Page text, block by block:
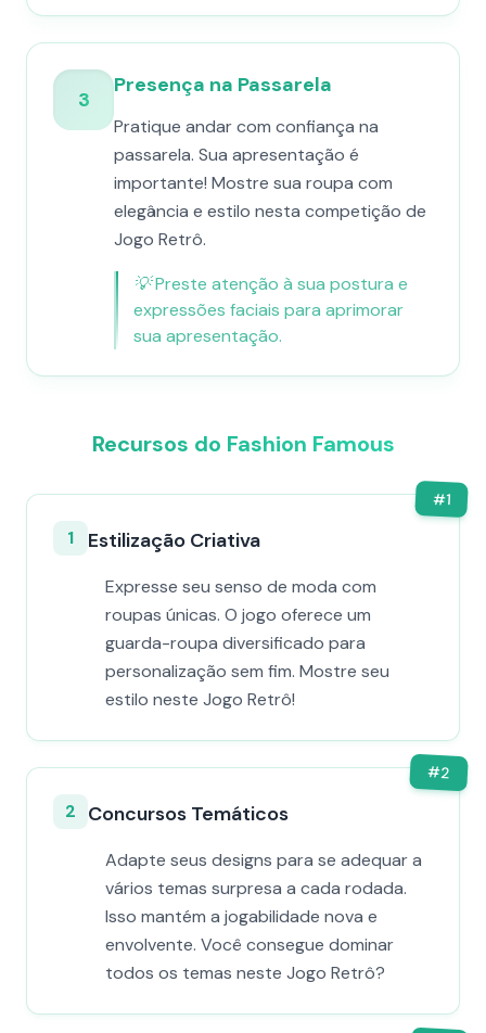
3
Presença na Passarela
Pratique andar com confiança na
passarela. Sua apresentação é
importante! Mostre sua roupa com
elegância e estilo nesta competição de
Jogo Retrô.
💡Preste atenção à sua postura e
expressões faciais para aprimorar
sua apresentação.
Recursos do Fashion Famous
#1
1 Estilização Criativa
Expresse seu senso de moda com
roupas únicas. O jogo oferece um
guarda-roupa diversificado para
personalização sem fim. Mostre seu
estilo neste Jogo Retrô!
#2
2 Concursos Temáticos
Adapte seus designs para se adequar a
vários temas surpresa a cada rodada.
Isso mantém a jogabilidade nova e
envolvente. Você consegue dominar
todos os temas neste Jogo Retrô?